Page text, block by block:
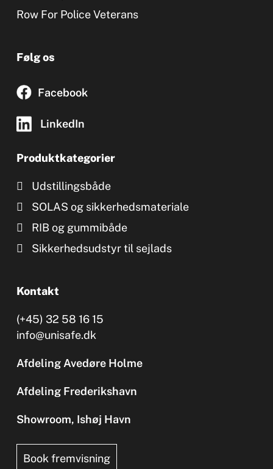
Row For Police Veterans
Følg os
Facebook
LinkedIn
Produktkategorier
Udstillingsbåde
SOLAS og sikkerhedsmateriale
RIB og gummibåde
Sikkerhedsudstyr til sejlads
Kontakt
(+45) 32 58 16 15
info@unisafe.dk
Afdeling Avedøre Holme
Afdeling Frederikshavn
Showroom, Ishøj Havn
Book fremvisning